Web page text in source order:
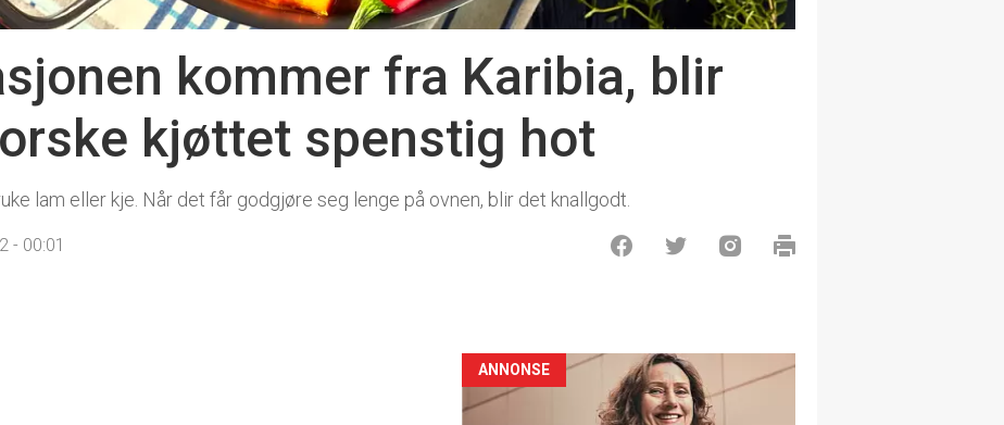
kommer fra Karibia, blir
kjøttet spenstig hot
lam eller kje. Når det får godgjøre seg lenge på ovnen, blir det knallgodt.
- 00:01
ANNONSE